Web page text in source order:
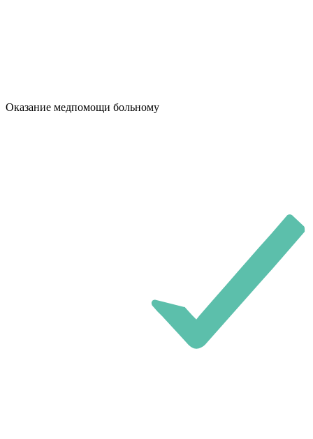
Оказание медпомощи больному